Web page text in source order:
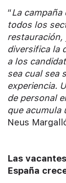
“La
todos los
restauración,
diversifica la
a los
sea cual sea
experiencia.
de personal
que acumula
Neus
Las
España